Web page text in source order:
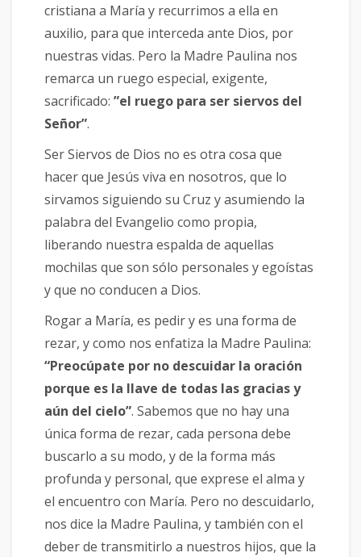
cristiana a María y recurrimos a ella en
auxilio, para que interceda ante Dios, por
nuestras vidas. Pero la Madre Paulina nos
remarca un ruego especial, exigente,
sacrificado: ”el ruego para ser siervos del
Señor”.
Ser Siervos de Dios no es otra cosa que
hacer que Jesús viva en nosotros, que lo
sirvamos siguiendo su Cruz y asumiendo la
palabra del Evangelio como propia,
liberando nuestra espalda de aquellas
mochilas que son sólo personales y egoístas
y que no conducen a Dios.
Rogar a María, es pedir y es una forma de
rezar, y como nos enfatiza la Madre Paulina:
“Preocúpate por no descuidar la oración
porque es la llave de todas las gracias y
aún del cielo”. Sabemos que no hay una
única forma de rezar, cada persona debe
buscarlo a su modo, y de la forma más
profunda y personal, que exprese el alma y
el encuentro con María. Pero no descuidarlo,
nos dice la Madre Paulina, y también con el
deber de transmitirlo a nuestros hijos, que la